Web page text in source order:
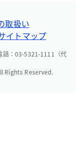
取扱い
イトマップ
話：03-5321-1111（代
Rights Reserved.